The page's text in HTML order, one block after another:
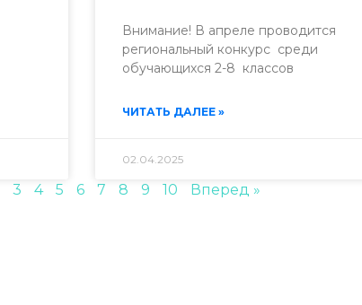
Внимание! В апреле проводится
региональный конкурс среди
обучающихся 2-8 классов
ЧИТАТЬ ДАЛЕЕ »
02.04.2025
3 4 5 6 7 8 9 10 Вперед »